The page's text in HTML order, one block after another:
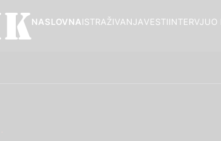
O
INTERVJU
VESTI
ISTRAŽIVANJA
NASLOVNA